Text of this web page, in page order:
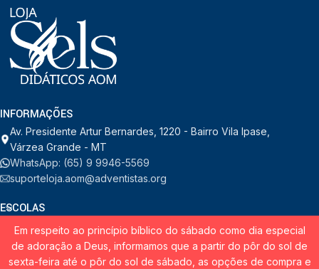
INFORMAÇÕES
Av. Presidente Artur Bernardes, 1220 - Bairro Vila Ipase,
Várzea Grande - MT
WhatsApp: (65) 9 9946-5569
suporteloja.aom@adventistas.org
ESCOLAS
INSTITUCIONAL
Em respeito ao princípio bíblico do sábado como dia especial
de adoração a Deus, informamos que a partir do pôr do sol de
sexta-feira até o pôr do sol de sábado, as opções de compra e